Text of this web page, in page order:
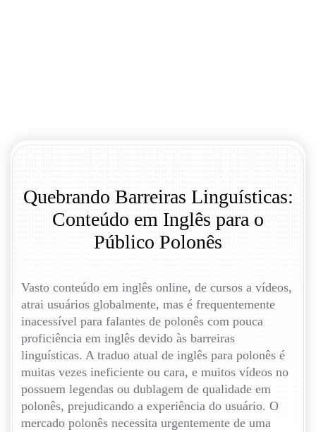
Quebrando Barreiras Linguísticas:
Conteúdo em Inglês para o
Público Polonês
Vasto conteúdo em inglês online, de cursos a vídeos,
atrai usuários globalmente, mas é frequentemente
inacessível para falantes de polonês com pouca
proficiência em inglês devido às barreiras
linguísticas. A traduo atual de inglês para polonês é
muitas vezes ineficiente ou cara, e muitos vídeos no
possuem legendas ou dublagem de qualidade em
polonês, prejudicando a experiência do usuário. O
mercado polonês necessita urgentemente de uma